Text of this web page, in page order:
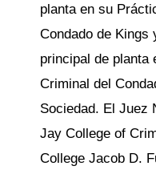
planta en su
Condado de Kings
principal de planta
Criminal del
Sociedad. El Juez
Jay College of
College Jacob D.